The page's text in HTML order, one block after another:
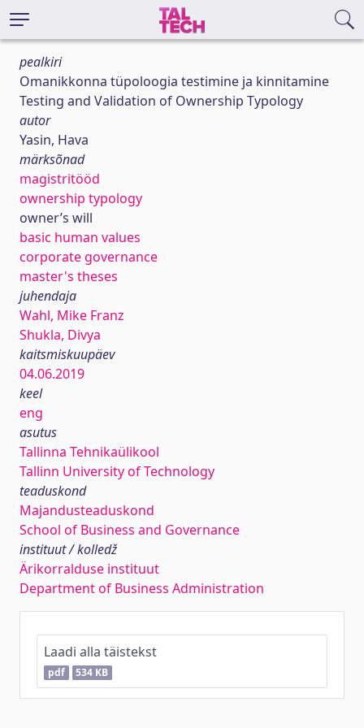
pealkiri
Omanikkonna tüpoloogia testimine ja kinnitamine
Testing and Validation of Ownership Typology
autor
Yasin, Hava
märksõnad
magistritööd
ownership typology
owner’s will
basic human values
corporate governance
master's theses
juhendaja
Wahl, Mike Franz
Shukla, Divya
kaitsmiskuupäev
04.06.2019
keel
eng
asutus
Tallinna Tehnikaülikool
Tallinn University of Technology
teaduskond
Majandusteaduskond
School of Business and Governance
instituut / kolledž
Ärikorralduse instituut
Department of Business Administration
Laadi alla täistekst
pdf 534 KB